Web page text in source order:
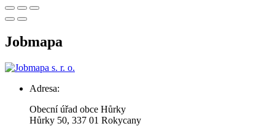
Jobmapa
Adresa:
Obecní úřad obce Hůrky
Hůrky 50, 337 01 Rokycany